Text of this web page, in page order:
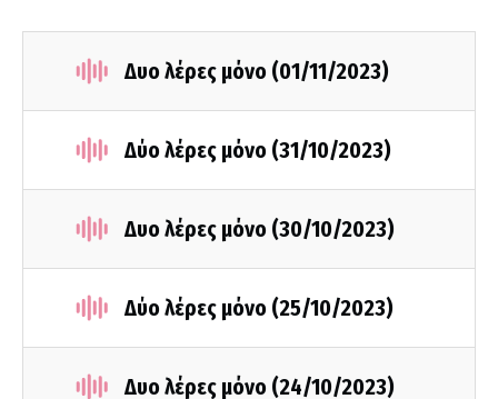
Δυο λέρες μόνο (01/11/2023)
Δύο λέρες μόνο (31/10/2023)
Δυο λέρες μόνο (30/10/2023)
Δύο λέρες μόνο (25/10/2023)
Δυο λέρες μόνο (24/10/2023)